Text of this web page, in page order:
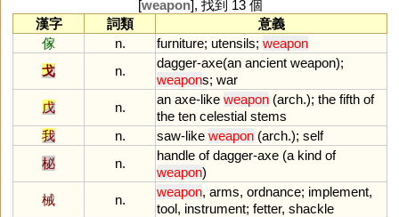
[weapon], 找到 13 個
漢字
詞類
意義
傢
n. furniture; utensils; weapon
戈
n.
dagger-axe(an ancient weapon);
weapons; war
戊
n.
an axe-like weapon (arch.); the fifth of
the ten celestial stems
我
n. saw-like weapon (arch.); self
柲
n.
handle of dagger-axe (a kind of
weapon)
械
n.
weapon, arms, ordnance; implement,
tool, instrument; fetter, shackle